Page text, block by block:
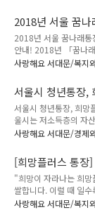
일한 금액을 서울시
여 드리는 통장입니다.
적의 저축액에 지원됩
음과 같습니다. 「희
1~4 자격요건에 모두
15.) 현재 만 18세 이
2018년 서울 꿈
자격, 신청방법 안
2018년 서울 꿈나래통
안내! 2018년 「꿈나
TONG지기와 함께 신
금액을 소득 수준에 따
는 1/2금액(주거, 교육
및 시민의 후원금 등
지원금은 자녀 교육비
축 가능금액 및 지원내
나래 통장」 신청자격
는 경우 신청 가능합..
사랑해요 서대문/복지
서울시 청년통장,
신청하세요!
서울시 청년통장, 희망
울시는 저소득층의 자
을 응원하는 '희망두배
니다. TONG지기와 함
^^ :: 서울시 청년통장,
집인원 : 총 1,000명(
래 300명)■ 신청시간
(토·일요일 제외)■ 신
사랑해요 서대문/경제
[희망플러스 통장
통장 신청하세요"
"희망이 자라나는 희
쌀합니다. 이럴 때 일
각나곤 합니다. 우리 이
사랑해요 서대문/복지